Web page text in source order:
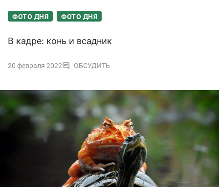
ФОТО ДНЯ ФОТО ДНЯ
В кадре: конь и всадник
20 февраля 2022 ОБСУДИТЬ